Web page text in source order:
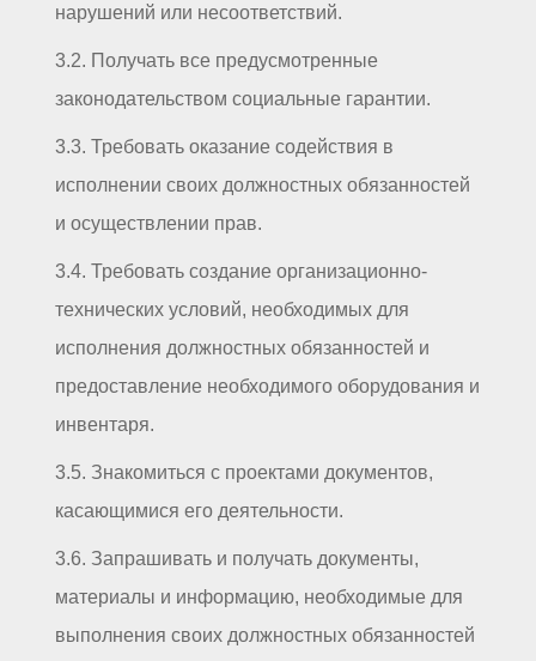
нарушений или несоответствий.
3.2. Получать все предусмотренные
законодательством социальные гарантии.
3.3. Требовать оказание содействия в
исполнении своих должностных обязанностей
и осуществлении прав.
3.4. Требовать создание организационно-
технических условий, необходимых для
исполнения должностных обязанностей и
предоставление необходимого оборудования и
инвентаря.
3.5. Знакомиться с проектами документов,
касающимися его деятельности.
3.6. Запрашивать и получать документы,
материалы и информацию, необходимые для
выполнения своих должностных обязанностей